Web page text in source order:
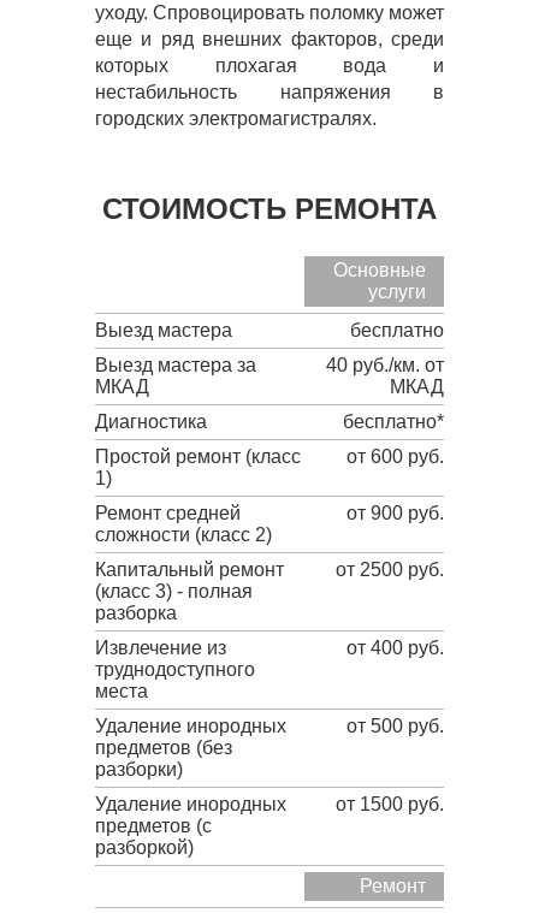
уходу. Спровоцировать поломку может
еще и ряд внешних факторов, среди
которых плохагая вода и
нестабильность напряжения в
городских электромагистралях.
СТОИМОСТЬ РЕМОНТА
Основные
услуги
Выезд мастера
бесплатно
Выезд мастера за
МКАД
40 руб./км. от
МКАД
Диагностика
бесплатно*
Простой ремонт (класс
1)
от 600 руб.
Ремонт средней
сложности (класс 2)
от 900 руб.
Капитальный ремонт
(класс 3) - полная
разборка
от 2500 руб.
Извлечение из
труднодоступного
места
от 400 руб.
Удаление инородных
предметов (без
разборки)
от 500 руб.
Удаление инородных
предметов (с
разборкой)
от 1500 руб.
Ремонт